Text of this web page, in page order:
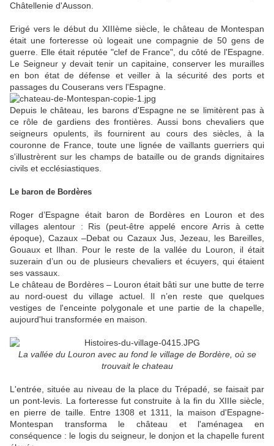
Châtellenie d'Ausson.
Erigé vers le début du XIIIème siècle, le château de Montespan
était une forteresse où logeait une compagnie de 50 gens de
guerre. Elle était réputée "clef de France", du côté de l'Espagne.
Le Seigneur y devait tenir un capitaine, conserver les murailles
en bon état de défense et veiller à la sécurité des ports et
passages du Couserans vers l'Espagne.
Depuis le château, les barons d'Espagne ne se limitèrent pas à
ce rôle de gardiens des frontières. Aussi bons chevaliers que
seigneurs opulents, ils fournirent au cours des siècles, à la
couronne de France, toute une lignée de vaillants guerriers qui
s'illustrèrent sur les champs de bataille ou de grands dignitaires
civils et ecclésiastiques.
Le baron de Bordères
Roger d’Espagne était baron de Bordères en Louron et des
villages alentour : Ris (peut-être appelé encore Arris à cette
époque), Cazaux –Debat ou Cazaux Jus, Jezeau, les Bareilles,
Gouaux et Ilhan. Pour le reste de la vallée du Louron, il était
suzerain d’un ou de plusieurs chevaliers et écuyers, qui étaient
ses vassaux.
Le château de Bordères – Louron était bâti sur une butte de terre
au nord-ouest du village actuel. Il n’en reste que quelques
vestiges de l'enceinte polygonale et une partie de la chapelle,
aujourd'hui transformée en maison.
La vallée du Louron avec au fond le village de Bordère, où se
trouvait le chateau
L'entrée, située au niveau de la place du Trépadé, se faisait par
un pont-levis. La forteresse fut construite à la fin du XIIIe siècle,
en pierre de taille. Entre 1308 et 1311, la maison d'Espagne-
Montespan transforma le château et l'aménagea en
conséquence : le logis du seigneur, le donjon et la chapelle furent